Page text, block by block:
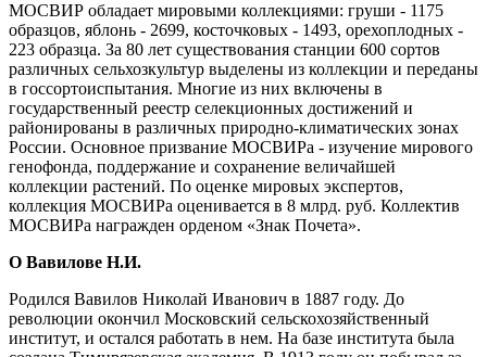
МОСВИР обладает мировыми коллекциями: груши - 1175
образцов, яблонь - 2699, косточковых - 1493, орехоплодных -
223 образца. За 80 лет существования станции 600 сортов
различных сельхозкультур выделены из коллекции и переданы
в госсортоиспытания. Многие из них включены в
государственный реестр селекционных достижений и
районированы в различных природно-климатических зонах
России. Основное призвание МОСВИРа - изучение мирового
генофонда, поддержание и сохранение величайшей
коллекции растений. По оценке мировых экспертов,
коллекция МОСВИРа оценивается в 8 млрд. руб. Коллектив
МОСВИРа награжден орденом «Знак Почета».
О Вавилове Н.И.
Родился Вавилов Николай Иванович в 1887 году. До
революции окончил Московский сельскохозяйственный
институт, и остался работать в нем. На базе института была